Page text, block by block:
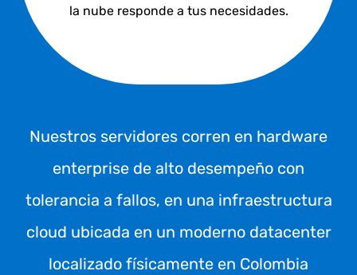
la nube responde a tus necesidades.
Nuestros servidores corren en hardware
enterprise de alto desempeño con
tolerancia a fallos, en una infraestructura
cloud ubicada en un moderno datacenter
localizado físicamente en Colombia